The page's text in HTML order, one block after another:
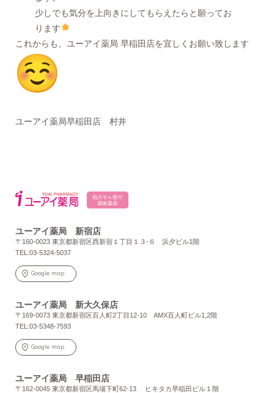
少しでも気分を上向きにしてもらえたらと願ってお
ります
これからも、ユーアイ薬局 早稲田店を宜しくお願い致します
ユーアイ薬局早稲田店 村井
ユーアイ薬局 新宿店
〒160-0023 東京都新宿区西新宿１丁目１３-６ 浜夕ビル1階
TEL:03-5324-5037
Google map
ユーアイ薬局 新大久保店
〒169-0073 東京都新宿区百人町2丁目12-10 AMX百人町ビル1,2階
TEL:03-5348-7593
Google map
ユーアイ薬局 早稲田店
〒162-0045 東京都新宿区馬場下町62-13 ヒキタカ早稲田ビル１階